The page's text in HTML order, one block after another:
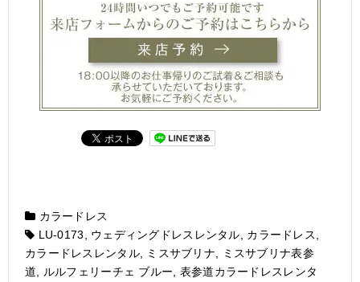
カラードレス
LU-0173
ウェディングドレスレンタル カラードレス
カラードレスレンタル, ミスサブリナ
ミスサブリナ表参
道
ルルフェリーチェ ブルー
表参道カラードレスレンタ